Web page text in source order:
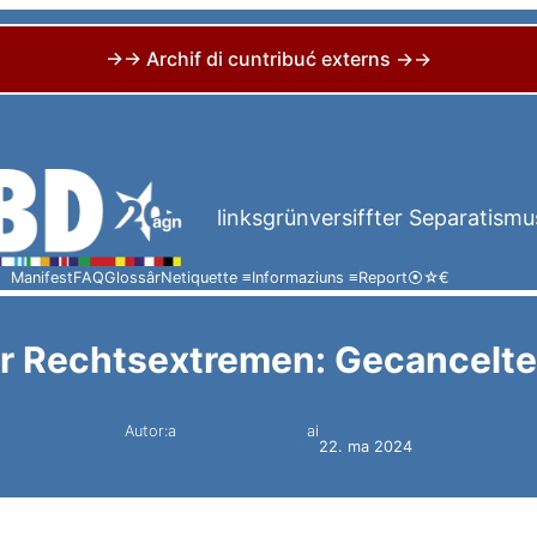
→→ Archif di cuntribuć externs →→
linksgrünversiffter
ManifestFAQGlossârNetiquette ≡Informaziuns ≡Report⦿☆€
Rechtsextremen:
Autor:a
ai
22. ma 2024